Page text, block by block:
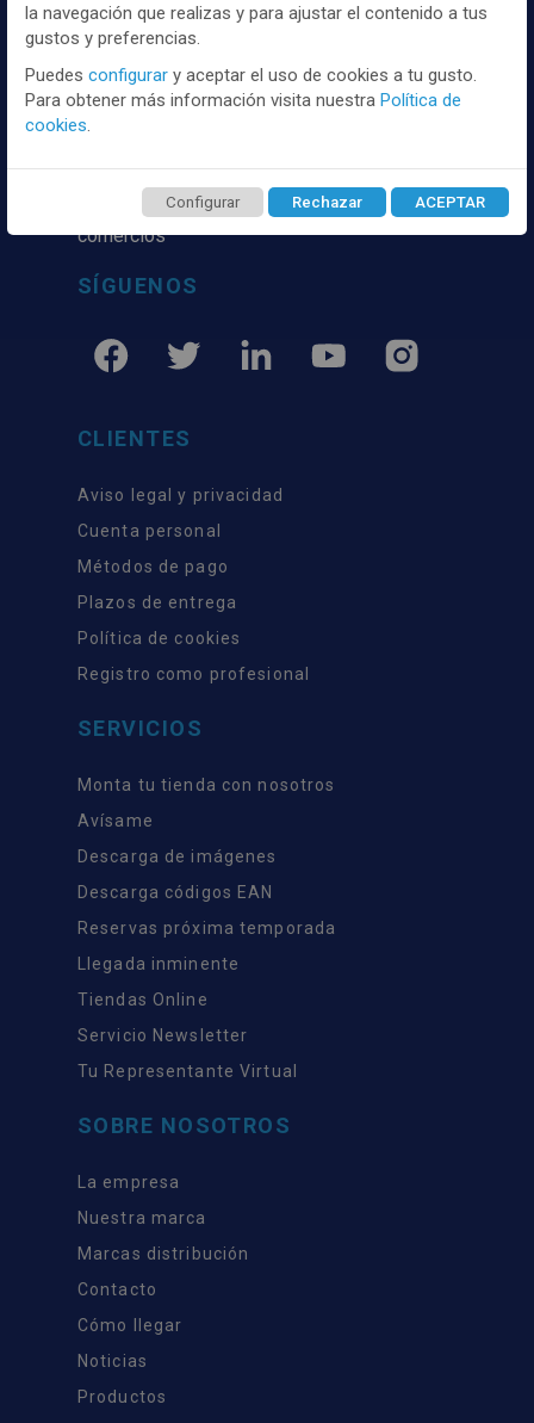
Distribuidor y mayorista textil de las mejores
marcaas de ropa y complementos del
internacionales. Más de 25 años de
experiencia como proveedor de los mejores
comercios
SÍGUENOS
CLIENTES
Aviso legal y privacidad
Cuenta personal
Métodos de pago
Plazos de entrega
Política de cookies
Registro como profesional
SERVICIOS
Monta tu tienda con nosotros
Avísame
Descarga de imágenes
Descarga códigos EAN
Reservas próxima temporada
Llegada inminente
Tiendas Online
Servicio Newsletter
Tu Representante Virtual
SOBRE NOSOTROS
La empresa
Nuestra marca
Marcas distribución
Contacto
Cómo llegar
Noticias
Productos
la navegación que realizas y para ajustar el contenido a tus
gustos y preferencias.
Puedes configurar y aceptar el uso de cookies a tu gusto.
Para obtener más información visita nuestra Política de
cookies
Configurar Rechazar ACEPTAR